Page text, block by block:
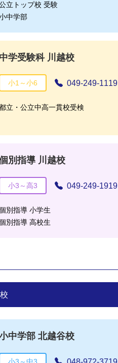
立トップ校 受験
中学部
中学受験科 川越校
小1～小6 049-249-1119
立・公立中高一貫校受検
別指導 川越校
小3～高3 049-249-1919
別指導 小学生
別指導 高校生
中学部 北越谷校